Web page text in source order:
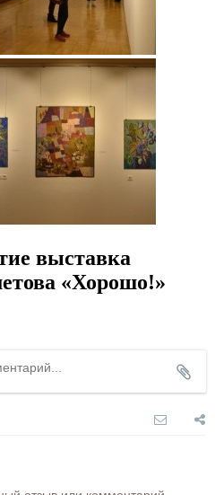
выставка
«Хорошо!»